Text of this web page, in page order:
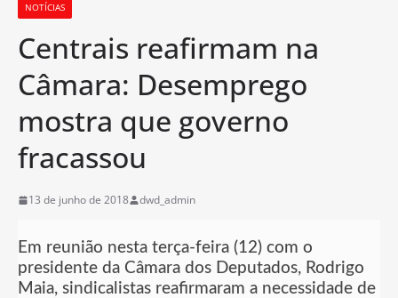
NOTÍCIAS
Centrais reafirmam na
Câmara: Desemprego
mostra que governo
fracassou
13 de junho de 2018 dwd_admin
Em reunião nesta terça-feira (12) com o
presidente da Câmara dos Deputados, Rodrigo
Maia, sindicalistas reafirmaram a necessidade de